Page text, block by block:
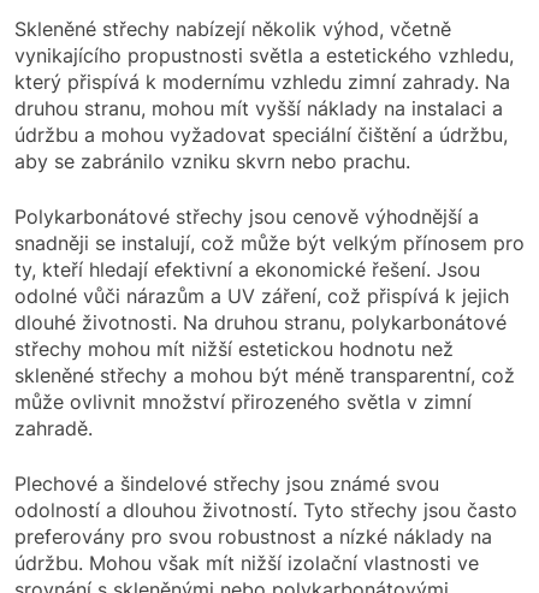
Skleněné střechy nabízejí několik výhod, včetně
vynikajícího propustnosti světla a estetického vzhledu,
který přispívá k modernímu vzhledu zimní zahrady. Na
druhou stranu, mohou mít vyšší náklady na instalaci a
údržbu a mohou vyžadovat speciální čištění a údržbu,
aby se zabránilo vzniku skvrn nebo prachu.
Polykarbonátové střechy jsou cenově výhodnější a
snadněji se instalují, což může být velkým přínosem pro
ty, kteří hledají efektivní a ekonomické řešení. Jsou
odolné vůči nárazům a UV záření, což přispívá k jejich
dlouhé životnosti. Na druhou stranu, polykarbonátové
střechy mohou mít nižší estetickou hodnotu než
skleněné střechy a mohou být méně transparentní, což
může ovlivnit množství přirozeného světla v zimní
zahradě.
Plechové a šindelové střechy jsou známé svou
odolností a dlouhou životností. Tyto střechy jsou často
preferovány pro svou robustnost a nízké náklady na
údržbu. Mohou však mít nižší izolační vlastnosti ve